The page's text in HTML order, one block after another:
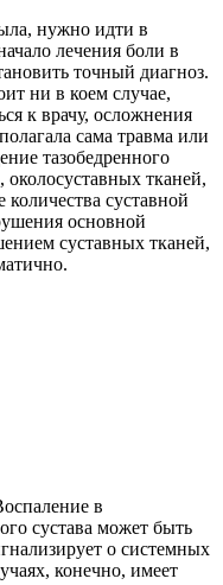
нужно идти в
лечения боли в
точный диагноз.
ни в коем случае,
к врачу, осложнения
сама травма или
тазобедренного
околосуставных тканей,
суставной
основной
суставных тканей,
в
сустава может быть
о системных
конечно, имеет